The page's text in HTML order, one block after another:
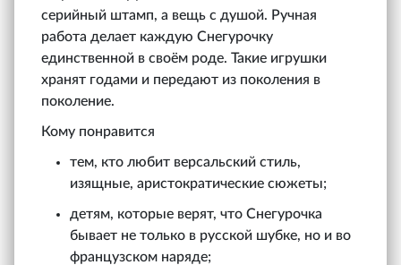
серийный штамп, а вещь с душой. Ручная
работа делает каждую Снегурочку
единственной в своём роде. Такие игрушки
хранят годами и передают из поколения в
поколение.
Кому понравится
тем, кто любит версальский стиль,
изящные, аристократические сюжеты;
детям, которые верят, что Снегурочка
бывает не только в русской шубке, но и во
французском наряде;